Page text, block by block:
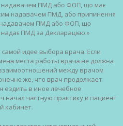
надавачем ПМД або ФОП, що має
надавачем ПМД, або припинення
надавачем ПМД або ФОП, що
ПМД за Декларацією.»
идее выбора врача. Если
места работы врача не должна
между врачом
же, что врач продолжает
ездить в иное лечебное
начал частную практику и пациент
кабинет.